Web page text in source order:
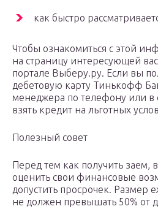
как быстро
Чтобы ознакомиться с этой
на страницу интересующей
портале Выберу.ру. Если вы
дебетовую карту Тинькофф
менеджера по телефону или
взять кредит на льготных
Полезный совет
Перед тем как получить заем,
оценить свои финансовые
допустить просрочек. Размер
не должен превышать 50% от